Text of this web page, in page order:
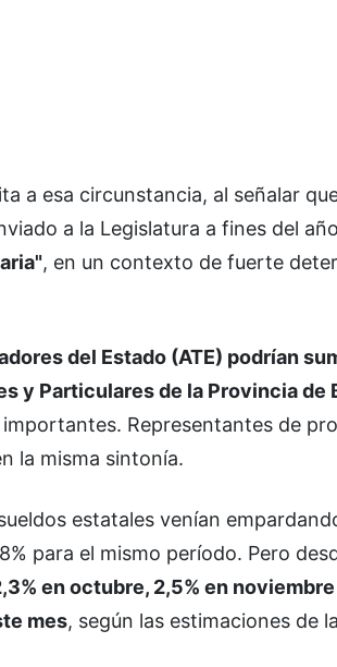
a esa circunstancia, al señalar
a la Legislatura a fines del
, en un contexto de fuerte
del Estado (ATE) podrían
y Particulares de la Provincia de
Representantes de
la misma sintonía.
estatales venían
para el mismo período. Pero
en octubre, 2,5% en
mes, según las estimaciones de